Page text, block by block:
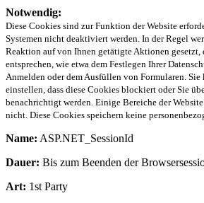
Notwendig:
Diese Cookies sind zur Funktion der Website
Systemen nicht deaktiviert werden. In der Regel
Reaktion auf von Ihnen getätigte Aktionen gesetzt,
entsprechen, wie etwa dem Festlegen Ihrer
Anmelden oder dem Ausfüllen von Formularen. Sie
einstellen, dass diese Cookies blockiert oder Sie
benachrichtigt werden. Einige Bereiche der
nicht. Diese Cookies speichern keine
Name: ASP.NET_SessionId
Dauer: Bis zum Beenden der
Art: 1st Party